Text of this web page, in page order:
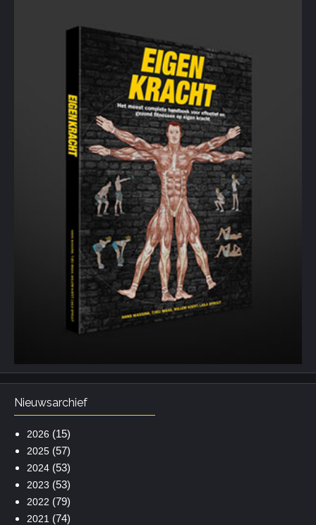
Nieuwsarchief
2026 (15)
2025(57)
2024(53)
2023 (53)
2022 (79)
2021 (74)